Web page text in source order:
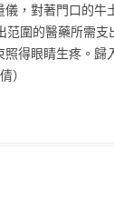
，對著門口的
圍的醫藥所需
得眼睛生疼。
）